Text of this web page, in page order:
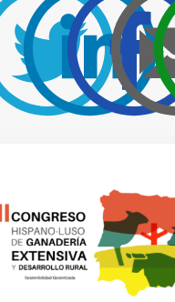
Publicidad y
colaboraciones
Contactar